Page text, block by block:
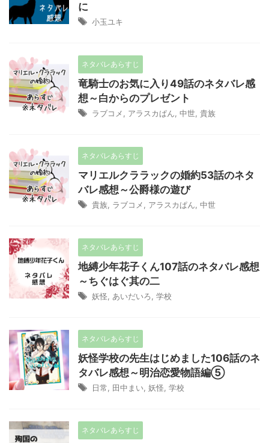
に
小玉ユキ
ネタバレあらすじ
竜騎士のお気に入り49話のネタバレ感
想～白からのプレゼント
ラブコメ アラスカぱん 中世 貴族
ネタバレあらすじ
マリエルクララックの婚約53話のネタ
バレ感想～公爵様の遊び
貴族 ラブコメ アラスカぱん 中世
ネタバレあらすじ
地縛少年花子くん107話のネタバレ感想
～ちぐはぐ其の二
妖怪 あいだいろ 学校
ネタバレあらすじ
妖怪学校の先生はじめました106話のネ
タバレ感想～明治恋愛物語編⑤
日常 田中まい 妖怪 学校
ネタバレあらすじ